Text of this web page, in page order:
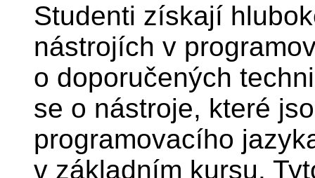
Studenti získají
nástrojích v
o doporučených
se o nástroje, které
programovacího
v základním kursu.